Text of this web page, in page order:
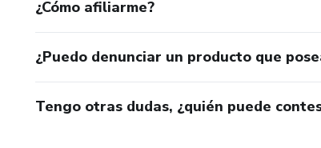
¿Cómo afiliarme?
¿Puedo denunciar un producto que
Tengo otras dudas, ¿quién puede